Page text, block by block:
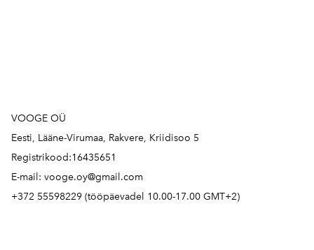
VOOGE OÜ
Eesti, Lääne-Virumaa, Rakvere, Kriidisoo 5
Registrikood:16435651
E-mail: vooge.oy@gmail.com
+372 55598229 (tööpäevadel 10.00-17.00 GMT+2)